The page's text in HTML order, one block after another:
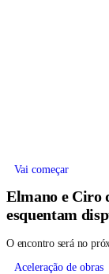
Vai começar
Elmano e Ciro
esquentam
O encontro será no
Aceleração de obras